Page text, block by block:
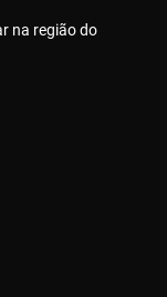
na região do